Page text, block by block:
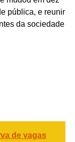
pública, e reunir
da sociedade
de vagas